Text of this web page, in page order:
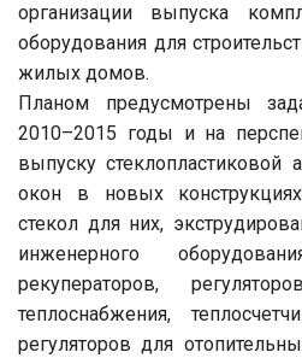
организации выпуска
оборудования для
жилых домов.
Планом предусмотрены
2010–2015 годы и на
выпуску стеклопластиковой
окон в новых
стекол для них,
инженерного
рекуператоров,
теплоснабжения,
регуляторов для